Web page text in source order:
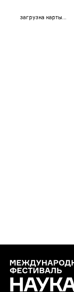
загрузка карты...